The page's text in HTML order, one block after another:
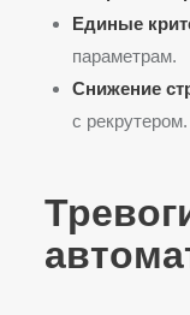
Единые
параметрам.
Снижение
с рекрутером.